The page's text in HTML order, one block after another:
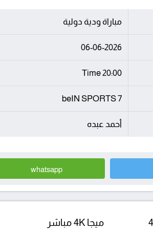
مباراة ودية دولية
06-06-2026
20:00 Time
beIN SPORTS 7
أحمد عبده
whatsapp
ميجا 4K مباشر